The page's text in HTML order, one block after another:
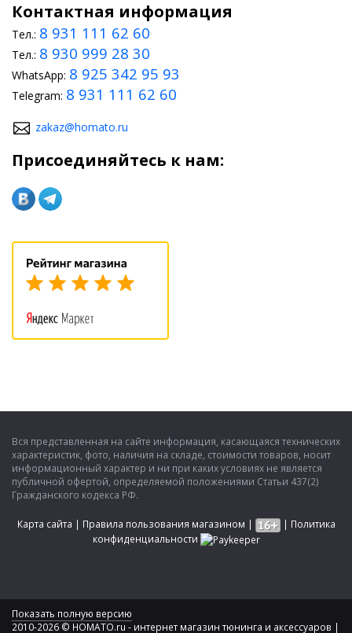
Контактная информация
Тел.: 8 931 111 62 60
Тел.: 8 930 999 28 30
WhatsApp: 8 925 342 95 93
Telegram: 8 931 111 62 60
zakaz@homato.ru
Присоединяйтесь к нам:
Вся представленная на сайте информация, касающаяся технических
характеристик, фото, наличия на складе, стоимости товаров, носит
информационный характер и ни при каких условиях не является
публичной офертой, определяемой положениями Статьи 437(2)
Гражданского кодекса РФ.
Карта сайта | Правила пользования магазином | | Политика
конфиденциальности
Показать полную версию
2010-2026 © HOMATO.ru - интернет магазин тюнинга и аксессуаров |